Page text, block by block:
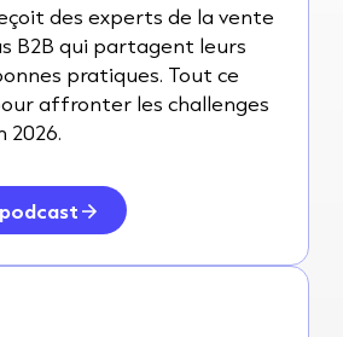
des experts de la vente
B2B qui partagent leurs
pratiques. Tout ce
affronter les challenges
2026.